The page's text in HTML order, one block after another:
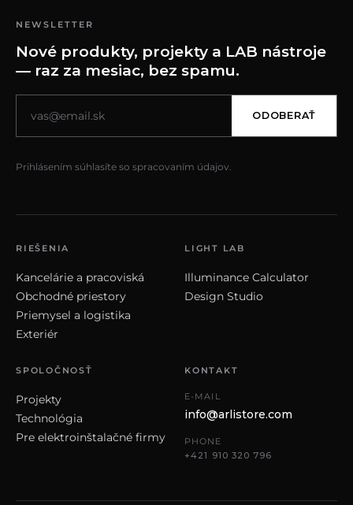
NEWSLETTER
Nové produkty, projekty a LAB nástroje
— raz za mesiac, bez spamu.
ODOBERAŤ
Prihlásením súhlasíte so spracovaním údajov.
RIEŠENIA
Kancelárie a pracoviská
Obchodné priestory
Priemysel a logistika
Exteriér
LIGHT LAB
Illuminance Calculator
Design Studio
SPOLOČNOSŤ
Projekty
Technológia
Pre elektroinštalačné firmy
KONTAKT
E-MAIL
info@arlistore.com
PHONE
+421 910 320 796